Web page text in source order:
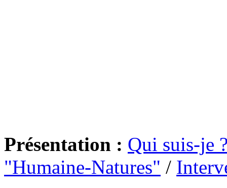
Présentation : Qui suis-je
"Humaine-Natures" /